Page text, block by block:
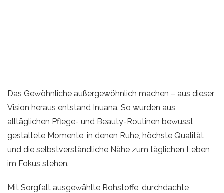
Das Gewöhnliche außergewöhnlich machen – aus dieser
Vision heraus entstand Inuana. So wurden aus
alltäglichen Pflege- und Beauty-Routinen bewusst
gestaltete Momente, in denen Ruhe, höchste Qualität
und die selbstverständliche Nähe zum täglichen Leben
im Fokus stehen.
Mit Sorgfalt ausgewählte Rohstoffe, durchdachte